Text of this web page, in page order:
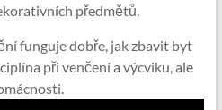
předmětů.
funguje dobře, jak zbavit byt
při venčení a výcviku, ale